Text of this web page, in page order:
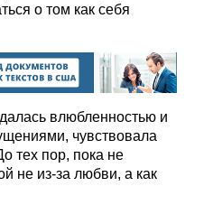
о том как себя
влюбленностью и
чувствовала
тех пор, пока не
не из-за любви, а как